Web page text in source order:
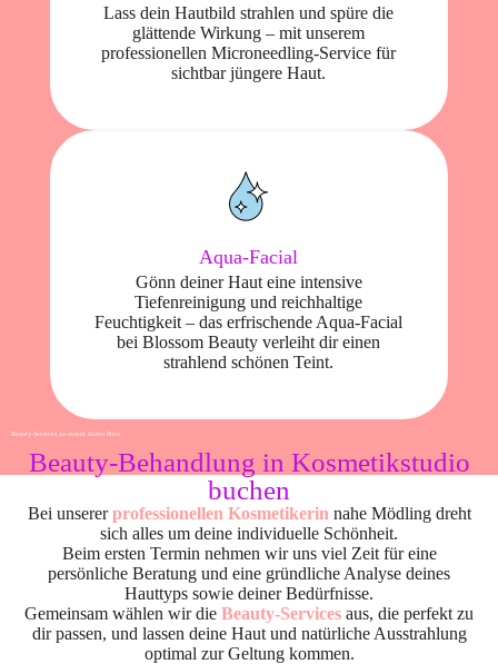
Lass dein Hautbild strahlen und spüre die
glättende Wirkung – mit unserem
professionellen Microneedling-Service für
sichtbar jüngere Haut.
Aqua-Facial
Gönn deiner Haut eine intensive
Tiefenreinigung und reichhaltige
Feuchtigkeit – das erfrischende Aqua-Facial
bei Blossom Beauty verleiht dir einen
strahlend schönen Teint.
Beauty-Services zu einem fairen Preis
Beauty-Behandlung in Kosmetikstudio
buchen
Bei unsererprofessionellen Kosmetikerin nahe Mödling dreht
sich alles um deine individuelle Schönheit.
Beim ersten Termin nehmen wir uns viel Zeit für eine
persönliche Beratung und eine gründliche Analyse deines
Hauttyps sowie deiner Bedürfnisse.
Gemeinsam wählen wir die Beauty-Services aus, die perfekt zu
dir passen, und lassen deine Haut und natürliche Ausstrahlung
optimal zur Geltung kommen.